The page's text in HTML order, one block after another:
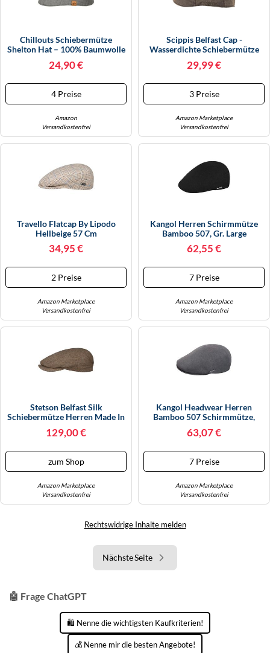
Chillouts Schiebermütze
Shelton Hat – 100% Baumwolle
24,90 €
4 Preise
Amazon
Versandkostenfrei
Scippis Belfast Cap -
Wasserdichte Schiebermütze
Elastische Flatcap Mit Hohem
29,99 €
3 Preise
Amazon Marketplace
Versandkostenfrei
Travello Flatcap By Lipodo
Hellbeige 57 Cm
34,95 €
2 Preise
Amazon Marketplace
Versandkostenfrei
Kangol Herren Schirmmütze
Bamboo 507, Gr. Large
(Herstellergröße: Large),
Schwarz
62,55 €
7 Preise
Amazon Marketplace
Versandkostenfrei
Stetson Belfast Silk
Schiebermütze Herren Made In
Beige-Braun 56 Cm
129,00 €
zum Shop
Amazon Marketplace
Versandkostenfrei
Kangol Headwear Herren
Bamboo 507 Schirmmütze,
63,07 €
7 Preise
Amazon Marketplace
Versandkostenfrei
Rechtswidrige Inhalte melden
Nächste Seite
🤖 Frage ChatGPT
🛍️ Nenne die wichtigsten Kaufkriterien!
💰 Nenne mir die besten Angebote!